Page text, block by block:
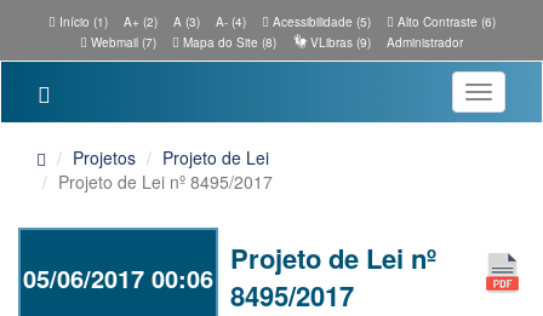
Início (1) A+ (2) A (3) A- (4) Acessibilidade (5)
Alto Contraste (6)
Webmail (7)
Mapa do Site (8) VLibras (9) Administrador
Toggle
Projetos
Projeto de Lei
Projeto de Lei nº 8495/2017
05/06/2017 00:06
Projeto de Lei nº
8495/2017